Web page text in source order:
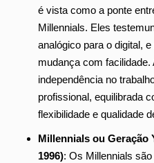
é vista como a ponte
Millennials. Eles
analógico para o digital,
mudança com
independência no
profissional, equilibrada
flexibilidade e qualidade
Millennials ou Geração
1996): Os Millennials